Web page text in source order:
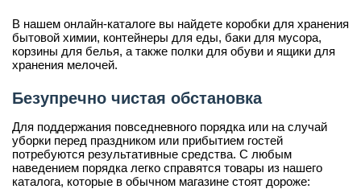
В нашем онлайн-каталоге вы найдете коробки для хранения
бытовой химии, контейнеры для еды, баки для мусора,
корзины для белья, а также полки для обуви и ящики для
хранения мелочей.
Безупречно чистая обстановка
Для поддержания повседневного порядка или на случай
уборки перед праздником или прибытием гостей
потребуются результативные средства. С любым
наведением порядка легко справятся товары из нашего
каталога, которые в обычном магазине стоят дороже: